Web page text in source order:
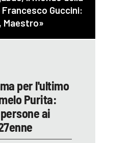
per l'ultimo
Purita:
ai